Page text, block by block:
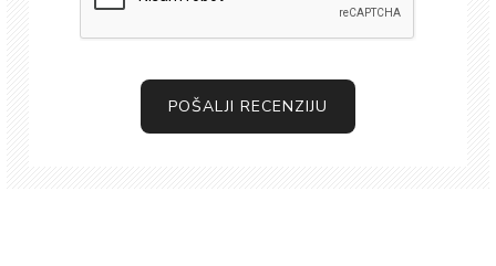
POŠALJI RECENZIJU